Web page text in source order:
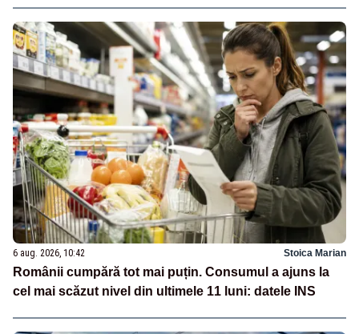
6 aug. 2026, 10:42 Stoica Marian
Românii cumpără tot mai puțin. Consumul a ajuns la
cel mai scăzut nivel din ultimele 11 luni: datele INS